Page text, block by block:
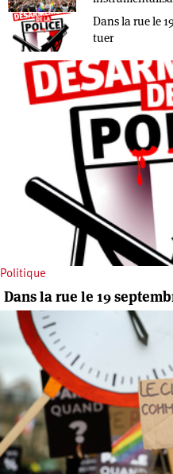
Dans la rue le
tuer
Politique
Dans la rue le 19